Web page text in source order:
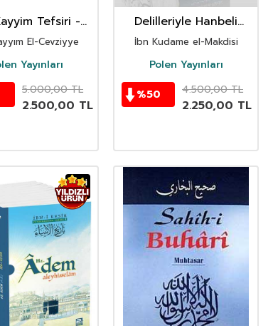
Tefsiri -
Tefsir (4 Cilt
Takım)El-Cevziyye
Yayınları
5.000,00TL
2.500,00 TL
Delilleriyle Hanbeli
Fıkhı el-Muğni
(Muhtasar)
İbn Kudame el-Makdisi
Polen Yayınları
%50 4.500,00TL
2.250,00 TL
YENI
Ürün